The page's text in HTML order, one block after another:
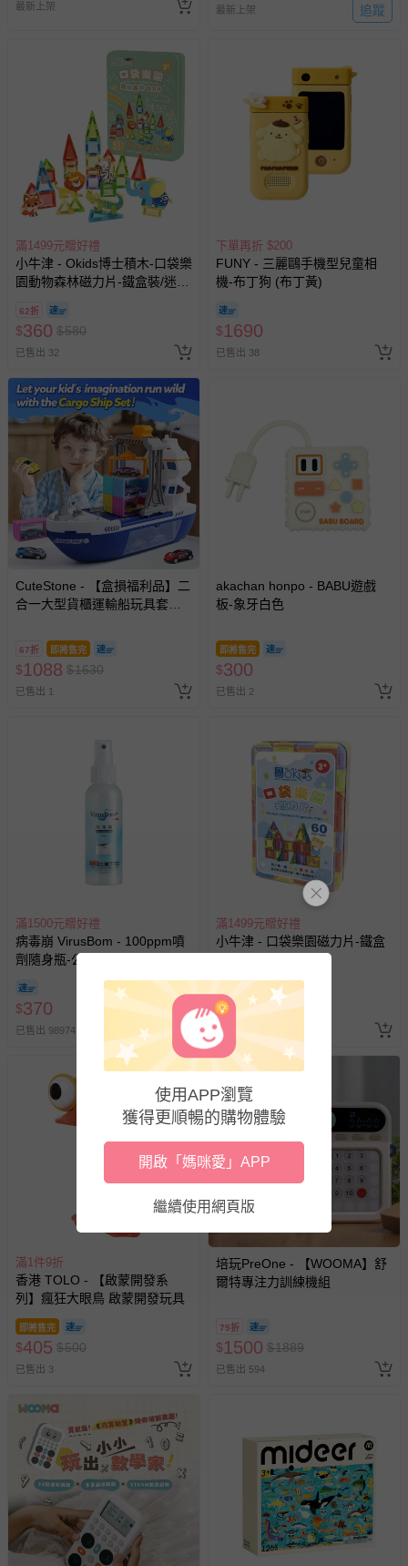
如您收到商品，請依正常流程檢查是否完好，若商品遇瑕疵
若您對於會員帳號、商品訂購與資訊、購物流程、付款方
式、折價券與購物金的使用、退貨及商品運送方式等有疑
問，你可詳見：
媽咪愛客服中心
預購商品：預購為海外同步代購，遇缺貨即會通知媽咪並協
助取消退款事宜。
商品如因「價格、組合」等錯誤原因，導致無法安排出貨，
會主動以簡訊及mail通知訂單取消事宜，並將提供適當補
償。
最新上架 最新上架 追蹤
滿1499元贈好禮
小牛津 - Okids博士積木-口袋樂
園動物森林磁力片-鐵盒裝/迷你
62折
$360 $580
已售出 32
下單再折 $200
FUNY - 三麗鷗手機型兒童相
機-布丁狗 (布丁黃)
$1690
已售出 38
CuteStone - 【盒損福利品】二
合一大型貨櫃運輸船玩具套裝
+擬真聲光收納功能/生日禮物）
67折 即將售完
$1088 $1630
已售出 1
akachan honpo - BABU遊戲
板-象牙白色
即將售完
$300
已售出 2
滿1500元贈好禮
病毒崩 VirusBom - 100ppm噴
劑隨身瓶-公司貨/最新效
$370
已售出 98974
滿1499元贈好禮
小牛津 - 口袋樂園磁力片-鐵盒
裝-迷你磁力片60pcs
$420 680
已售出 76
滿1件9折
香港 TOLO - 【啟蒙開發系
列】瘋狂大眼鳥 啟蒙開發玩具
即將售完
$405 $500
已售出 3
培玩PreOne - 【WOOMA】舒
爾特專注力訓練機組
79折
$1500 $1889
已售出 594
使用APP瀏覽
獲得更順暢的購物體驗
開啟「媽咪愛」APP
繼續使用網頁版